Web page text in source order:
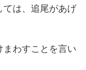
ては、追尾があげ
わすことを言い